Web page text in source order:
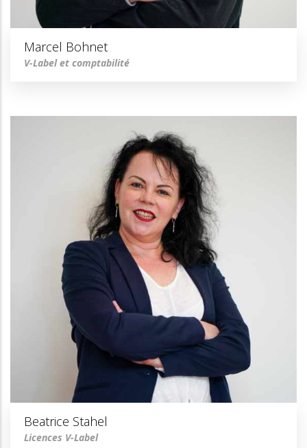
Marcel Bohnet
V-Label et comptabilité
Beatrice Stahel
Licences V-Label